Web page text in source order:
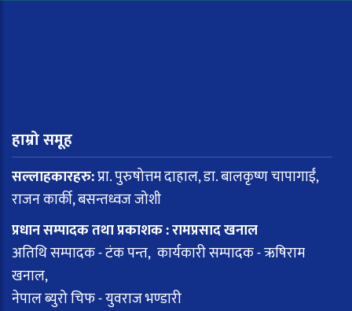
हाम्रो समूह
सल्लाहकारहरु:प्रा. पुरुषोत्तम दाहाल, डा. बालकृष्ण चापागाईं,
राजन कार्की, बसन्तध्वज जोशी
प्रधान सम्पादक तथा प्रकाशक : रामप्रसाद खनाल
अतिथि सम्पादक - टंक पन्त, कार्यकारी सम्पादक - ऋषिराम
खनाल,
नेपाल ब्युरो चिफ - युवराज भण्डारी